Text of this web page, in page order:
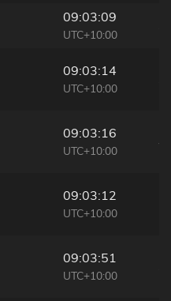
09:03:09
UTC+10:00
09:03:14
UTC+10:00
09:03:16
UTC+10:00
09:03:12
UTC+10:00
09:03:51
UTC+10:00